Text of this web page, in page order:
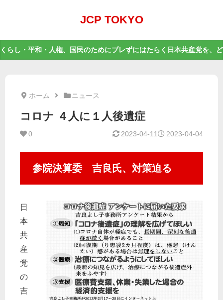
JCP TOKYO
くらし・平和・人権、国民のためにブレずにはたらく日本共産党を、
ホーム ニュース
コロナ ４人に１人後遺症
0 2023-04-04
2023-04-11
参院決算委 吉良氏、対策迫る
日
本
共
産
党
の
吉